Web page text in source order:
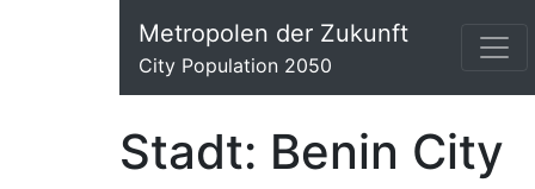
Metropolen der Zukunft
City Population 2050
Stadt: Benin City